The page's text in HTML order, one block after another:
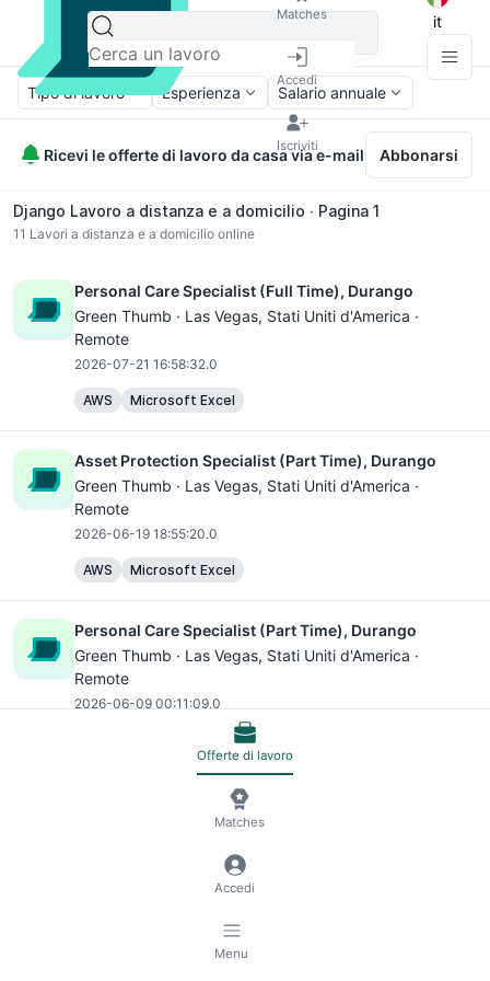
Matches
Accedi
Iscriviti
it
Tipo di lavoro Esperienza Salario annuale
Ricevi le offerte di lavoro da casa via e-mail Abbonarsi
Django Lavoro a distanza e a domicilio ∙ Pagina 1
11 Lavori a distanza e a domicilio online
Personal Care Specialist (Full Time), Durango
Green Thumb · Las Vegas, Stati Uniti d'America ·
Remote
2026-07-21 16:58:32.0
AWS Microsoft Excel
Asset Protection Specialist (Part Time), Durango
Green Thumb · Las Vegas, Stati Uniti d'America ·
Remote
2026-06-19 18:55:20.0
AWS Microsoft Excel
Personal Care Specialist (Part Time), Durango
Green Thumb · Las Vegas, Stati Uniti d'America ·
Remote
2026-06-09 00:11:09.0
Microsoft Excel
Engineering Manager (Backend: Python + Django)
IN - Bangalore, India · Remote
Microsoft Excel
Offerte di lavoro
Matches
Accedi
Menu